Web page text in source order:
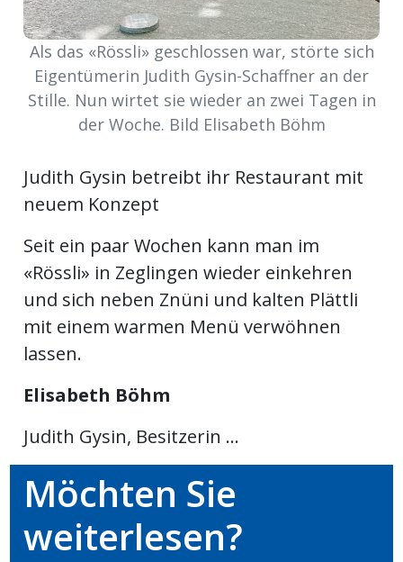
Fussball
Als das «Rössli» geschlossen war, störte sich
Eigentümerin Judith Gysin-Schaffner an der
Stille. Nun wirtet sie wieder an zwei Tagen in
der Woche. Bild Elisabeth Böhm
Judith Gysin betreibt ihr Restaurant mit
neuem Konzept
Seit ein paar Wochen kann man im
«Rössli» in Zeglingen wieder einkehren
und sich neben Znüni und kalten Plättli
mit einem warmen Menü verwöhnen
lassen.
Elisabeth Böhm
Judith Gysin, Besitzerin ...
Möchten Sie
weiterlesen?